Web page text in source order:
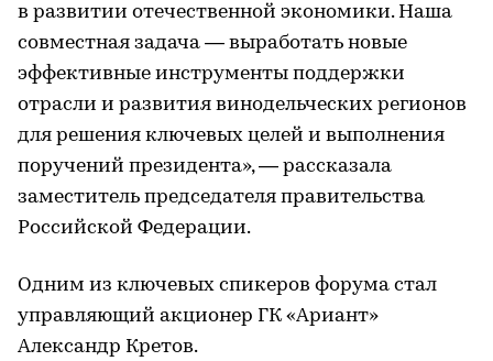
в развитии отечественной экономики. Наша
совместная задача — выработать новые
эффективные инструменты поддержки
отрасли и развития винодельческих регионов
для решения ключевых целей и выполнения
поручений президента», — рассказала
заместитель председателя правительства
Российской Федерации.
Одним из ключевых спикеров форума стал
управляющий акционер ГК «Ариант»
Александр Кретов.